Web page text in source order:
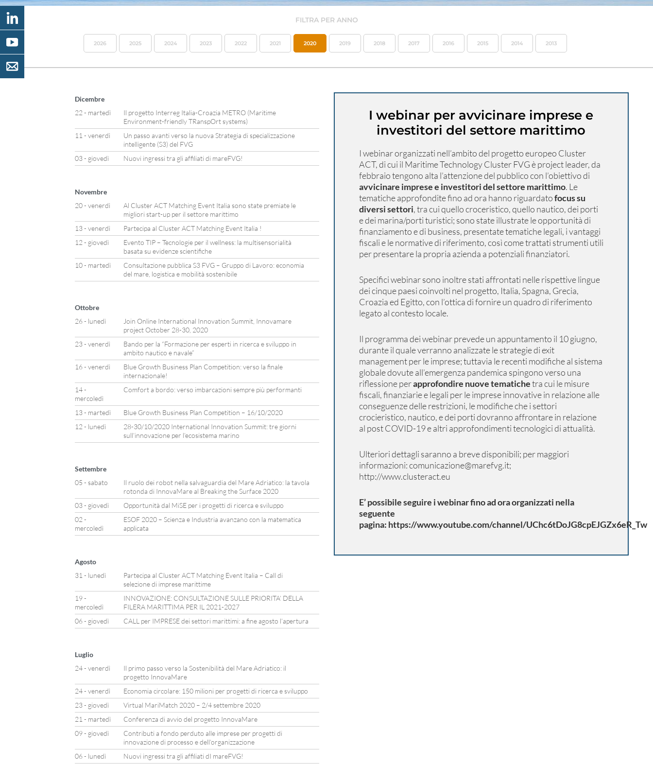
FILTRA PER ANNO
2026 2025 2024 2023 2022 2021 2020 2019 2018 2017 2016 2015 2014 2013
Dicembre
22 - martedì
Il progetto Interreg Italia-Croazia METRO (Maritime
Environment-friendly TRanspOrt systems)
11 - venerdì
Un passo avanti verso la nuova Strategia di specializzazione
intelligente (S3) del FVG
03 - giovedì
Nuovi ingressi tra gli affiliati di mareFVG!
Novembre
20 - venerdì
Al Cluster ACT Matching Event Italia sono state premiate le
migliori start-up per il settore marittimo
13 - venerdì
Partecipa al Cluster ACT Matching Event Italia !
12 - giovedì
Evento TIP – Tecnologie per il wellness: la multisensorialità
basata su evidenze scientifiche
10 - martedì
Consultazione pubblica S3 FVG – Gruppo di Lavoro: economia
del mare, logistica e mobilità sostenibile
Ottobre
26 - lunedì
Join Online International Innovation Summit, Innovamare
project October 28-30, 2020
23 - venerdì
Bando per la “Formazione per esperti in ricerca e sviluppo in
ambito nautico e navale”
16 - venerdì
Blue Growth Business Plan Competition: verso la finale
internazionale!
14 -
mercoledì
Comfort a bordo: verso imbarcazioni sempre più performanti
13 - martedì
Blue Growth Business Plan Competition – 16/10/2020
12 - lunedì
28-30/10/2020 International Innovation Summit: tre giorni
sull’innovazione per l’ecosistema marino
Settembre
05 - sabato
Il ruolo dei robot nella salvaguardia del Mare Adriatico: la tavola
rotonda di InnovaMare al Breaking the Surface 2020
03 - giovedì
Opportunità dal MiSE per i progetti di ricerca e sviluppo
02 -
mercoledì
ESOF 2020 – Scienza e Industria avanzano con la matematica
applicata
Agosto
31 - lunedì
Partecipa al Cluster ACT Matching Event Italia – Call di
selezione di imprese marittime
19 -
mercoledì
INNOVAZIONE: CONSULTAZIONE SULLE PRIORITA’ DELLA
FILERA MARITTIMA PER IL 2021-2027
06 - giovedì
CALL per IMPRESE dei settori marittimi: a fine agosto l’apertura
Luglio
24 - venerdì
Il primo passo verso la Sostenibilità del Mare Adriatico: il
progetto InnovaMare
24 - venerdì
Economia circolare: 150 milioni per progetti di ricerca e sviluppo
23 - giovedì
Virtual MariMatch 2020 – 2/4 settembre 2020
21 - martedì
Conferenza di avvio del progetto InnovaMare
09 - giovedì
Contributi a fondo perduto alle imprese per progetti di
innovazione di processo e dell’organizzazione
06 - lunedì
Nuovi ingressi tra gli affiliati dI mareFVG!
I webinar per avvicinare imprese e
investitori del settore marittimo
I webinar organizzati nell’ambito del progetto europeo Cluster
ACT, di cui il Maritime Technology Cluster FVG è project leader, da
febbraio tengono alta l’attenzione del pubblico con l’obiettivo di
avvicinare imprese e investitori del settore marittimo. Le
tematiche approfondite fino ad ora hanno riguardatofocus su
diversi settori, tra cui quello croceristico, quello nautico, dei porti
e dei marina/porti turistici; sono state illustrate le opportunità di
finanziamento e di business, presentate tematiche legali, i vantaggi
fiscali e le normative di riferimento, così come trattati strumenti utili
per presentare la propria azienda a potenziali finanziatori.
Specifici webinar sono inoltre stati affrontati nelle rispettive lingue
dei cinque paesi coinvolti nel progetto, Italia, Spagna, Grecia,
Croazia ed Egitto, con l’ottica di fornire un quadro di riferimento
legato al contesto locale.
Il programma dei webinar prevede un appuntamento il 10 giugno,
durante il quale verranno analizzate le strategie di exit
management per le imprese; tuttavia le recenti modifiche al sistema
globale dovute all’emergenza pandemica spingono verso una
riflessione perapprofondire nuove tematichetra cui le misure
fiscali, finanziarie e legali per le imprese innovative in relazione alle
conseguenze delle restrizioni, le modifiche che i settori
crocieristico, nautico, e dei porti dovranno affrontare in relazione
al post COVID-19 e altri approfondimenti tecnologici di attualità.
Ulteriori dettagli saranno a breve disponibili; per maggiori
informazioni:comunicazione@marefvg.it;
http://www.clusteract.eu
E’ possibile seguire i webinar fino ad ora organizzati nella
seguente
pagina: https://www.youtube.com/channel/UChc6tDoJG8cpEJGZx6eR_Tw